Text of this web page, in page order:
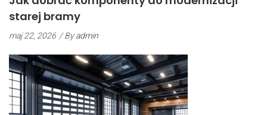
starej bramy
maj 22, 2026 / Byadmin